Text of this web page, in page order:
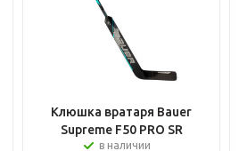
Клюшка вратаря Bauer
Supreme F50 PRO SR
в наличии